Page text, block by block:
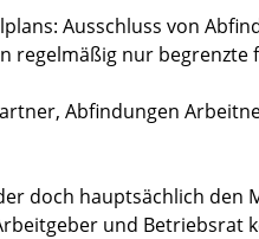
Ausschluss von
regelmäßig nur
Abfindungen
doch hauptsächlich
und Betriebsrat